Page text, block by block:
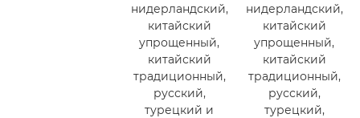
нидерландский,
китайский
упрощенный,
китайский
традиционный,
русский,
турецкий и
нидерландский,
китайский
упрощенный,
китайский
традиционный,
русский,
турецкий,